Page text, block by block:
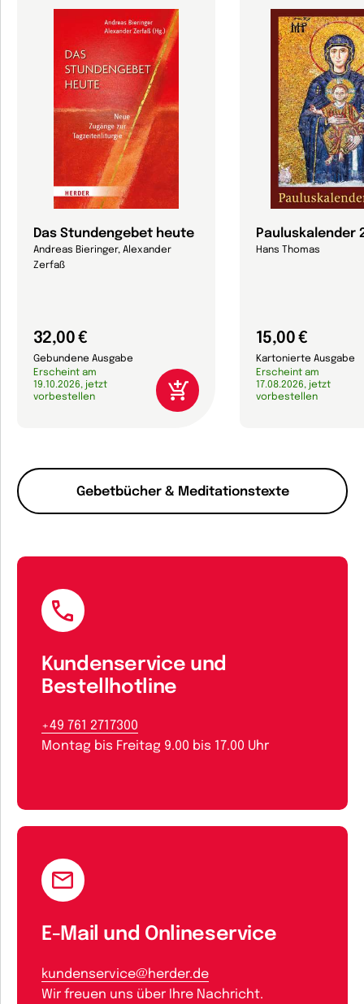
Gebetbücher & Meditationstexte
Das Stundengebet heute
Andreas Bieringer, Alexander
Zerfaß
32,00 €
Gebundene Ausgabe
Erscheint am
19.10.2026, jetzt
vorbestellen
Pauluskalender
Hans Thomas
15,00 €
Kartonierte Ausgabe
Erscheint am
17.08.2026, jetzt
vorbestellen
Kundenservice und
Bestellhotline
+49 761 2717300
Montag bis Freitag 9.00 bis 17.00 Uhr
E-Mail und Onlineservice
kundenservice@herder.de
Wir freuen uns über Ihre Nachricht.